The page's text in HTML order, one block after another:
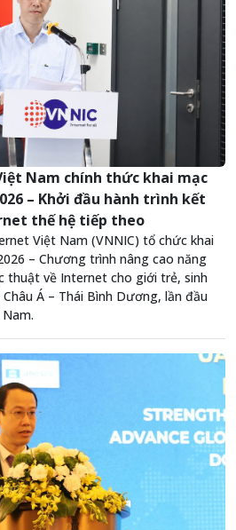
Nam chính thức khai mạc
– Khởi đầu hành trình kết
thế hệ tiếp theo
Việt Nam (VNNIC) tổ chức khai
– Chương trình nâng cao năng
thuật về Internet cho giới trẻ, sinh
Á – Thái Bình Dương, lần đầu